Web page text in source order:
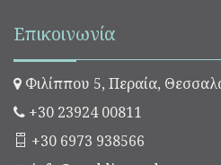
Επικοινωνία
Φιλίππου 5, Περαία,
+30 23924 00811
+30 6973 938566